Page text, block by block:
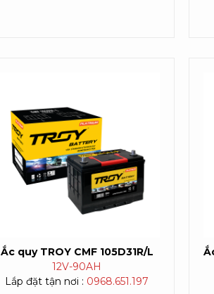
Ắc quy TROY CMF 105D31R/L
12V-90AH
Lắp đặt tận nơi : 0968.651.197